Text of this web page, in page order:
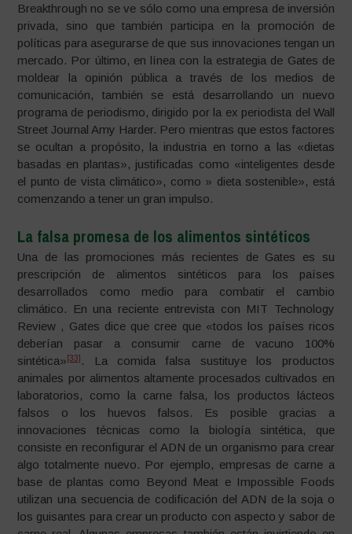
Breakthrough no se ve sólo como una empresa de inversión
privada, sino que también participa en la promoción de
políticas para asegurarse de que sus innovaciones tengan un
mercado. Por último, en línea con la estrategia de Gates de
moldear la opinión pública a través de los medios de
comunicación, también se está desarrollando un nuevo
programa de periodismo, dirigido por la ex periodista del Wall
Street Journal Amy Harder. Pero mientras que estos factores
se ocultan a propósito, la industria en torno a las «dietas
basadas en plantas», justificadas como «inteligentes desde
el punto de vista climático», como » dieta sostenible», está
comenzando a tener un gran impulso.
La falsa promesa de los alimentos sintéticos
Una de las promociones más recientes de Gates es su
prescripción de alimentos sintéticos para los países
desarrollados como medio para combatir el cambio
climático. En una reciente entrevista con MIT Technology
Review , Gates dice que cree que «todos los países ricos
deberían pasar a consumir carne de vacuno 100%
sintética» [33] . La comida falsa sustituye los productos
animales por alimentos altamente procesados cultivados en
laboratorios, como la carne falsa, los productos lácteos
falsos o los huevos falsos. Es posible gracias a
innovaciones técnicas como la biología sintética, que
consiste en reconfigurar el ADN de un organismo para crear
algo totalmente nuevo. Por ejemplo, empresas de carne a
base de plantas como Beyond Meat e Impossible Foods
utilizan una secuencia de codificación del ADN de la soja o
los guisantes para crear un producto con aspecto y sabor de